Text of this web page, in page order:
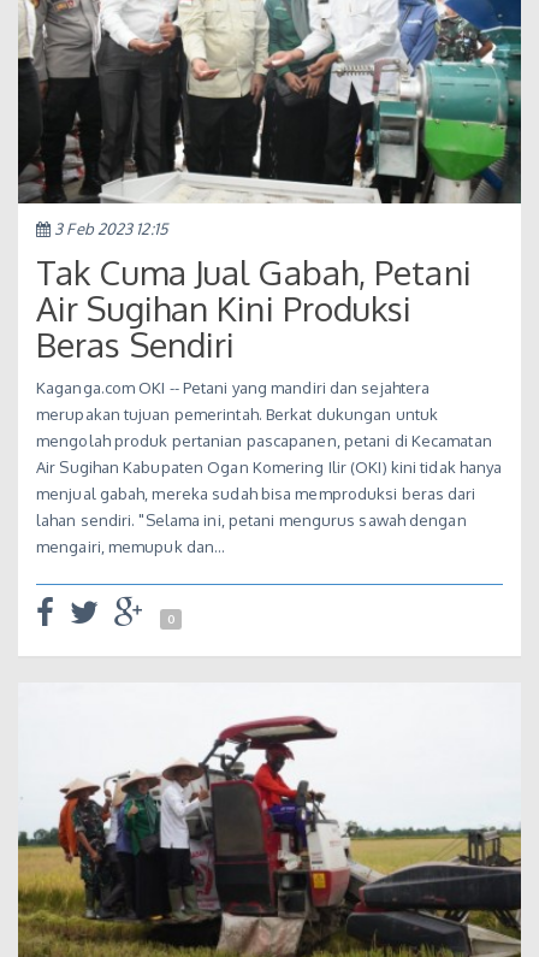
3 Feb 2023 12:15
Tak Cuma Jual Gabah, Petani
Air Sugihan Kini Produksi
Beras Sendiri
Kaganga.com OKI -- Petani yang mandiri dan sejahtera
merupakan tujuan pemerintah. Berkat dukungan untuk
mengolah produk pertanian pascapanen, petani di Kecamatan
Air Sugihan Kabupaten Ogan Komering Ilir (OKI) kini tidak hanya
menjual gabah, mereka sudah bisa memproduksi beras dari
lahan sendiri. "Selama ini, petani mengurus sawah dengan
mengairi, memupuk dan…
0